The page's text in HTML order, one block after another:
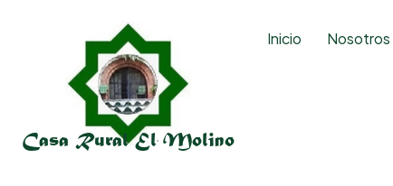
Casa Rural El Molino
Inicio Nosotros